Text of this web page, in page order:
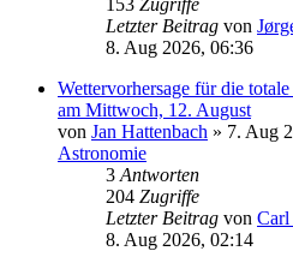
153 Zugriffe
Letzter Beitrag von
8. Aug 2026, 06:36
Wettervorhersage für die
am Mittwoch, 12. August
von Jan Hattenbach » 7. Aug
Astronomie
3 Antworten
204 Zugriffe
Letzter Beitrag von Carl
8. Aug 2026, 02:14